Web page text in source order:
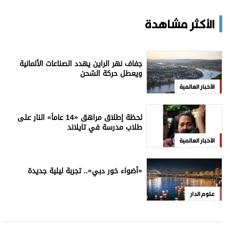
الأكثر مشاهدة
الأخبار العالمية
جفاف نهر الراين يهدد الصناعات الألمانية
ويعطل حركة الشحن
الأخبار العالمية
لحظة إطلاق مراهق «14 عاماً» النار على
طلاب مدرسة في تايلاند
علوم الدار
«أضواء خور دبي».. تجربة ليلية جديدة